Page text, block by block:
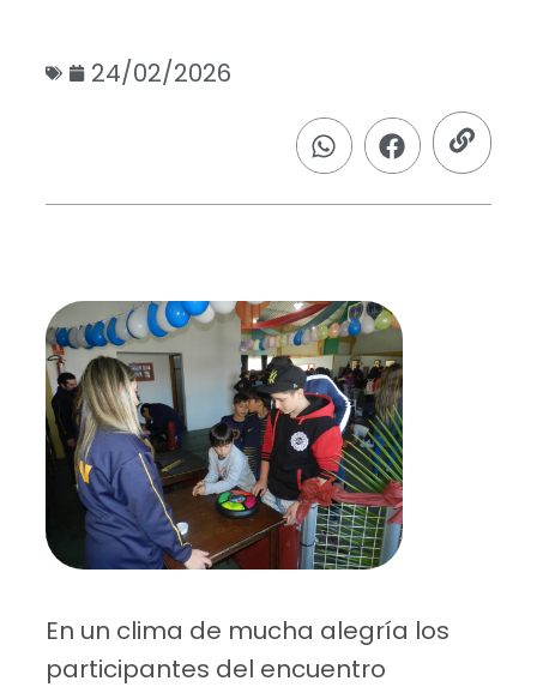
24/02/2026
En un clima de mucha alegría los
participantes del encuentro